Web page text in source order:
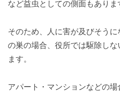
など益虫としての側面もありま
そのため、人に害が及びそう
の巣の場合、役所では駆除し
ます。
アパート・マンションなどの